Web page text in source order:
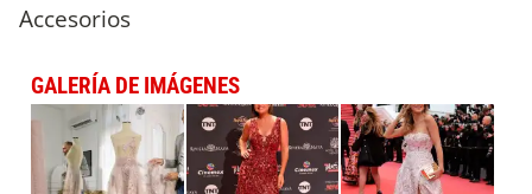
Accesorios
GALERÍA DE IMÁGENES